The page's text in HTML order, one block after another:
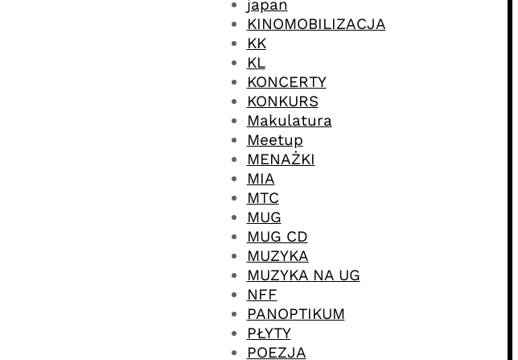
japan
KINOMOBILIZACJA
KK
KL
KONCERTY
KONKURS
Makulatura
Meetup
MENAŻKI
MIA
MTC
MUG
MUG CD
MUZYKA
MUZYKA NA UG
NFF
PANOPTIKUM
PŁYTY
POEZJA